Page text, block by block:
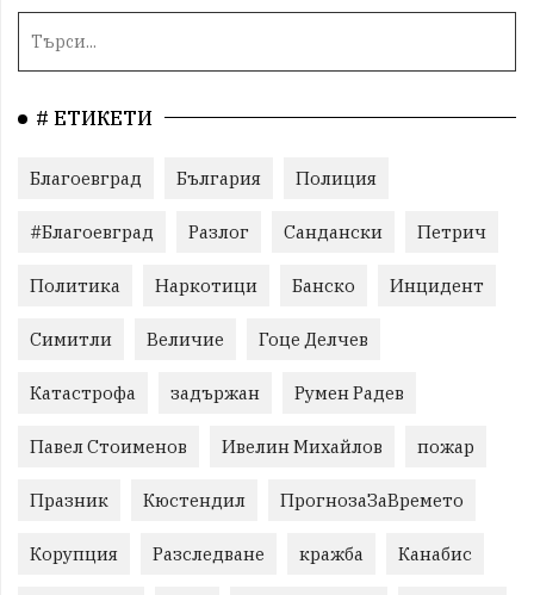
# ЕТИКЕТИ
Благоевград България Полиция
#Благоевград Разлог Сандански Петрич
Политика Наркотици Банско Инцидент
Симитли Величие Гоце Делчев
Катастрофа задържан Румен Радев
Павел Стоименов Ивелин Михайлов пожар
Празник Кюстендил ПрогнозаЗаВремето
Корупция Разследване кражба Канабис